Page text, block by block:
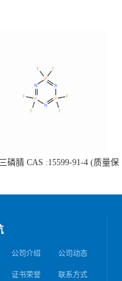
磷腈 CAS :15599-91-4 (质量保
公司介绍 公司动态
证书荣誉 联系方式